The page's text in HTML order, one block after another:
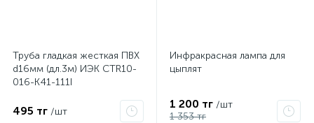
Труба гладкая жесткая ПВХ
d16мм (дл.3м) ИЭК CTR10-
016-K41-111I
495 тг /шт
Инфракрасная лампа для
цыплят
1 200 тг /шт
1 353 тг